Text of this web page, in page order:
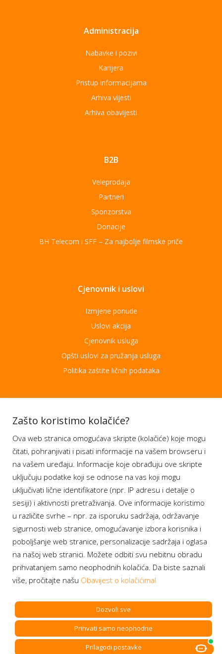
Administracija
Nabavke i pozivi
Karijera
Pristup informacijama
Arhiva vijesti
Arhiva obavijesti
B2B
Veleprodaja
Partneri
Sponzorstva
Donacije
BH Telecom i SFF – Za najbolje filmske priče
Cjenovnik i uslovi
Izmjene ponude
Uslovi akcija
Cjenovnik usluga
Opšti uslovi za pružanja usluga
Politika zaštite ličnih podataka
Aplikacije
Moj BH Telecom
Dostupnost usluga
Moja webTV
Aukcije BH Telecom
Program lojalnosti
Bonus plus
Prijava za newsletter
Copyright BH Telecom d.d. Sarajevo. All rights reserved.
Zašto koristimo kolačiće?
Ova web stranica omogućava skripte (kolačiće) koje mogu
čitati, pohranjivati i pisati informacije na vašem browseru i
na vašem uređaju. Informacije koje obrađuju ove skripte
uključuju podatke koji se odnose na vas koji mogu
uključivati lične identifikatore (npr. IP adresu i detalje o
sesiji) i aktivnosti pretraživanja. Ove informacije koristimo
u različite svrhe – npr. za isporuku sadržaja, održavanje
sigurnosti web stranice, omogućavanje izbora korisnika i
poboljšanje web stranice, personalizacije sadržaja i oglasa
na našoj web stranici. Možete odbiti svu nebitnu obradu
prihvatanjem samo neophodnih kolačića. Da biste saznali
više, pročitajte našu Obavijest o kolačićima!
Dozvoli sve
Prihvati samo neophodne
Prilagodi postavke